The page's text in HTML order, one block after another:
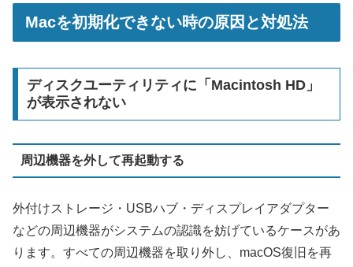
Macを初期化できない時の原因と対処法
ディスクユーティリティに「Macintosh HD」
が表示されない
周辺機器を外して再起動する
外付けストレージ・USBハブ・ディスプレイアダプター
などの周辺機器がシステムの認識を妨げているケースがあ
ります。すべての周辺機器を取り外し、macOS復旧を再